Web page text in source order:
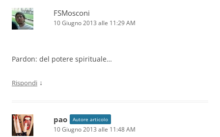
FSMosconi
10 Giugno 2013 alle 11:29 AM
Pardon: del potere spirituale…
Rispondi ↓
pao Autore articolo
10 Giugno 2013 alle 11:48 AM